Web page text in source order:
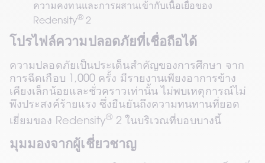
ความคงทนและการผสานเข้ากับเนื้อเยื่อของ
Redensity® 2
โปรไฟล์ความปลอดภัยที่เชื่อถือได้
ความปลอดภัยเป็นประเด็นสำคัญของการศึกษา จาก
การฉีดเกือบ 1,000 ครั้ง มีรายงานเพียงอาการข้าง
เคียงเล็กน้อยและชั่วคราวเท่านั้น ไม่พบเหตุการณ์ไม่
พึงประสงค์ร้ายแรง ซึ่งยืนยันถึงความทนทานที่ยอด
เยี่ยมของ Redensity® 2 ในบริเวณที่บอบบางนี้
มุมมองจากผู้เชี่ยวชาญ